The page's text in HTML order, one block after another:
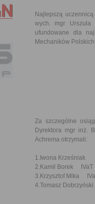
Najlepszą
wych. mgr Urszula
ufundowane dla
Mechaników
Za szczególne
Dyrektora mgr inż.
Achrema otrzymali:
1.Iwona Krześniak
2.Kamil Borek IVaT
3.Krzysztof Mika
4.Tomasz